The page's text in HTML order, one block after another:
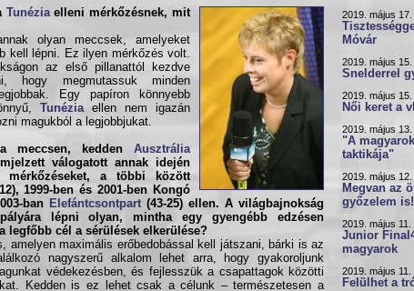
Tunéziaelleni mérkőzésnek, mit
olyan meccsek, amelyeket
kell lépni. Ez ilyen mérkőzés volt.
az első pillanattól kezdve
hogy megmutassuk minden
Egy papíron könnyebb
Tunéziaellen nem igazán
magukból a legjobbjukat.
meccsen, kedden Ausztrália
válogatott annak idején
mérkőzéseket, a többi között
1999-ben és 2001-ben Kongó
ban Elefántcsontpart (43-25) ellen. A világbajnokság
lépni olyan, mintha egy gyengébb edzésen
legfőbb cél a sérülések elkerülése?
amelyen maximális erőbedobással kell játszani, bárki is az
nagyszerű alkalom lehet arra, hogy gyakoroljunk
védekezésben, és fejlesszük a csapattagok közötti
Kedden is ez lehet csak a célunk – természetesen a
2019. május
Móvár
2019. május
Snelderrel
2019. május 15.
Női keret a
2019. május 13.
"A
taktikája"
2019. május
Megvan az
győzelem is!
2019. május 11.
Junior
magyarok
2019. május 11.
Felülhet a